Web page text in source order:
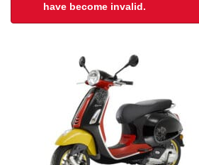
have become invalid.